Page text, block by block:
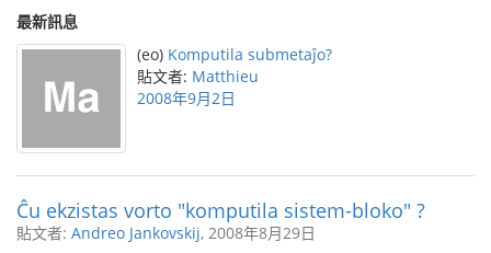
最新訊息
(eo) Komputila submetaĵo?
貼文者: Matthieu
2008年9月2日
Ĉu ekzistas vorto "komputila sistem-bloko" ?
貼文者: Andreo Jankovskij, 2008年8月29日